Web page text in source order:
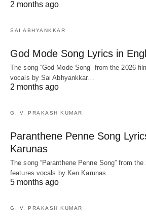
2 months ago
SAI ABHYANKKAR
God Mode Song Lyrics in
The song “God Mode Song” from the 2026
vocals by Sai Abhyankkar‬…
2 months ago
G. V. PRAKASH KUMAR
Paranthene Penne Song
Karunas
The song “Paranthene Penne Song” from the
features vocals by Ken Karunas…
5 months ago
G. V. PRAKASH KUMAR